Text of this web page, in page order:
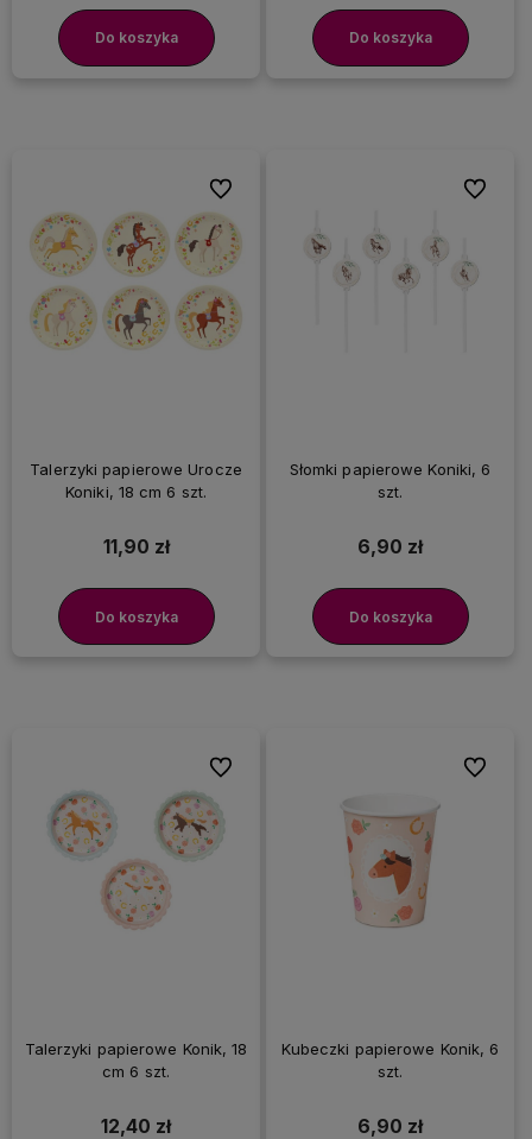
Do koszyka Do koszyka
Talerzyki papierowe Urocze
Koniki, 18 cm 6 szt.
11,90 zł
Do koszyka
Do ulubionych
Słomki papierowe Koniki, 6
szt.
6,90 zł
Do koszyka
Do
Talerzyki papierowe Konik, 18
cm 6 szt.
12,40 zł
Do ulubionych
Kubeczki papierowe Konik, 6
szt.
6,90 zł
Do